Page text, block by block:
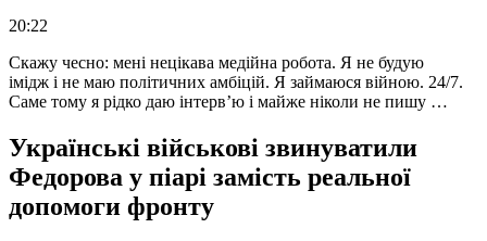
20:22
Скажу чесно: мені нецікава медійна робота. Я не будую
імідж і не маю політичних амбіцій. Я займаюся війною. 24/7.
Саме тому я рідко даю інтерв’ю і майже ніколи не пишу …
Українські військові звинуватили
Федорова у піарі замість реальної
допомоги фронту